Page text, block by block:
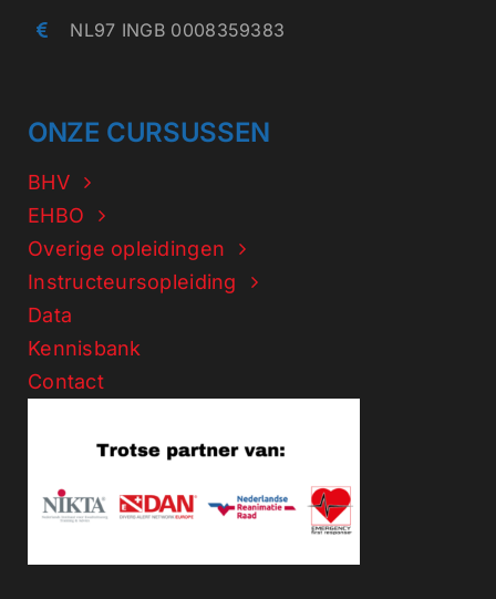
NL97 INGB 0008359383
ONZE CURSUSSEN
BHV
EHBO
Overige opleidingen
Instructeursopleiding
Data
Kennisbank
Contact